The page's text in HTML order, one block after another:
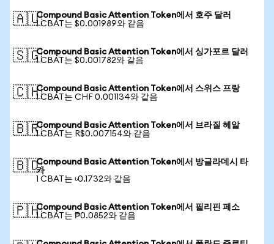
🇦🇺Compound Basic Attention Token에서 호주 달러
1 CBAT는 $0.001989와 같음
🇸🇬Compound Basic Attention Token에서 싱가포르 달러
1 CBAT는 $0.001782와 같음
🇨🇭Compound Basic Attention Token에서 스위스 프랑
1 CBAT는 CHF 0.001134와 같음
🇧🇷Compound Basic Attention Token에서 브라질 헤알
1 CBAT는 R$0.007154와 같음
🇧🇩Compound Basic Attention Token에서 방글라데시 타
카
1 CBAT는 ৳0.1732와 같음
🇵🇭Compound Basic Attention Token에서 필리핀 페소
1 CBAT는 ₱0.0852와 같음